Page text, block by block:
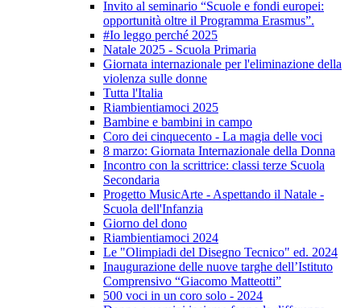
Invito al seminario “Scuole e fondi europei:
opportunità oltre il Programma Erasmus”.
#Io leggo perché 2025
Natale 2025 - Scuola Primaria
Giornata internazionale per l'eliminazione della
violenza sulle donne
Tutta l'Italia
Riambientiamoci 2025
Bambine e bambini in campo
Coro dei cinquecento - La magia delle voci
8 marzo: Giornata Internazionale della Donna
Incontro con la scrittrice: classi terze Scuola
Secondaria
Progetto MusicArte - Aspettando il Natale -
Scuola dell'Infanzia
Giorno del dono
Riambientiamoci 2024
Le "Olimpiadi del Disegno Tecnico" ed. 2024
Inaugurazione delle nuove targhe dell’Istituto
Comprensivo “Giacomo Matteotti”
500 voci in un coro solo - 2024